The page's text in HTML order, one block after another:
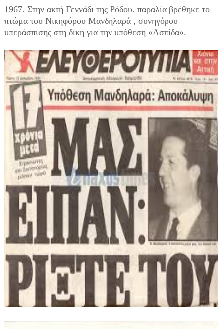
1967. Στην ακτή Γεννάδι της Ρόδου. παραλία βρέθηκε το
πτώμα του Νικηφόρου Μανδηλαρά , συνηγόρου
υπεράσπισης στη δίκη για την υπόθεση «Ασπίδα».